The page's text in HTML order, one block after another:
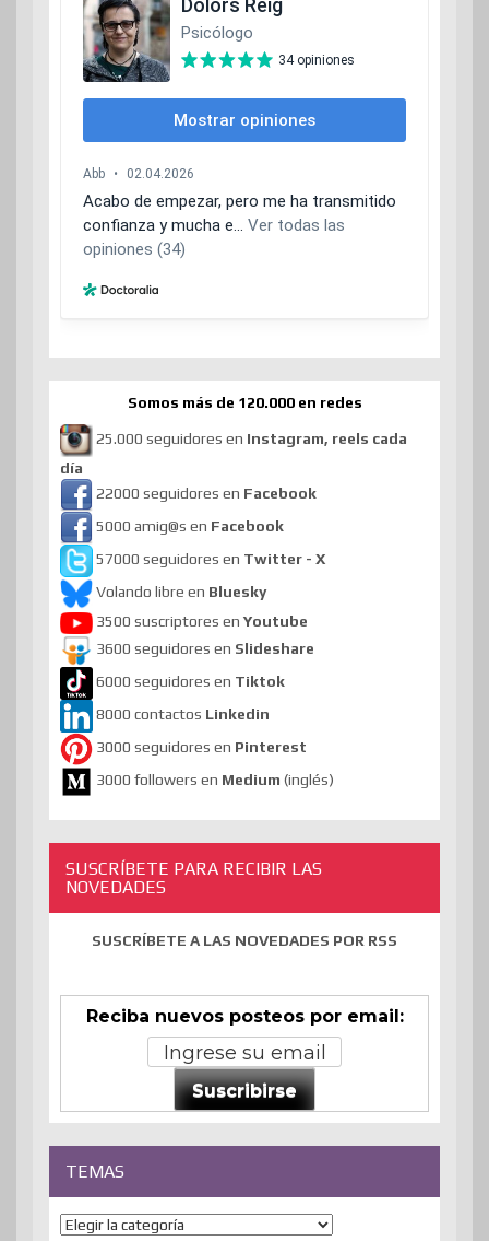
Somos más de 120.000 en redes
25.000 seguidores en Instagram, reels cada
día
22000 seguidores en Facebook
5000 amig@s en Facebook
57000 seguidores en Twitter - X
Volando libre en Bluesky
3500 suscriptores en Youtube
3600 seguidores en Slideshare
6000 seguidores en Tiktok
8000 contactos Linkedin
3000 seguidores en Pinterest
3000 followers en Medium (inglés)
SUSCRÍBETE PARA RECIBIR LAS
NOVEDADES
SUSCRÍBETE A LAS NOVEDADES POR RSS
Reciba nuevos posteos por email:
Suscribirse
TEMAS
Temas